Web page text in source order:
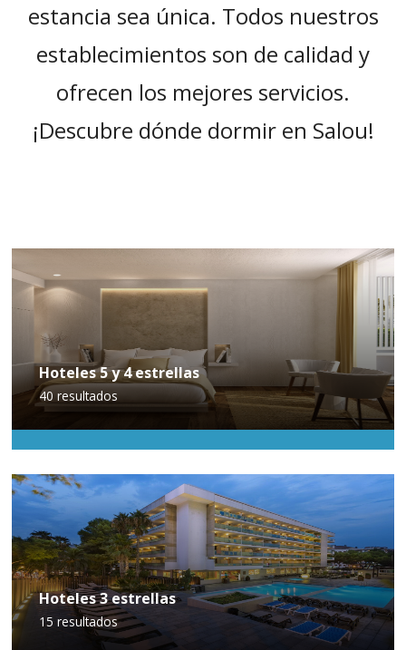
estancia sea única. Todos nuestros
establecimientos son de calidad y
ofrecen los mejores servicios.
¡Descubre dónde dormir en Salou!
Hoteles 5 y 4 estrellas
40 resultados
Hoteles 3 estrellas
15 resultados